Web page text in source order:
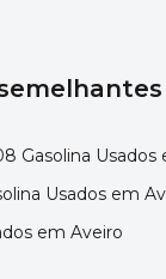
Gasolina Usados
Usados em
em Aveiro